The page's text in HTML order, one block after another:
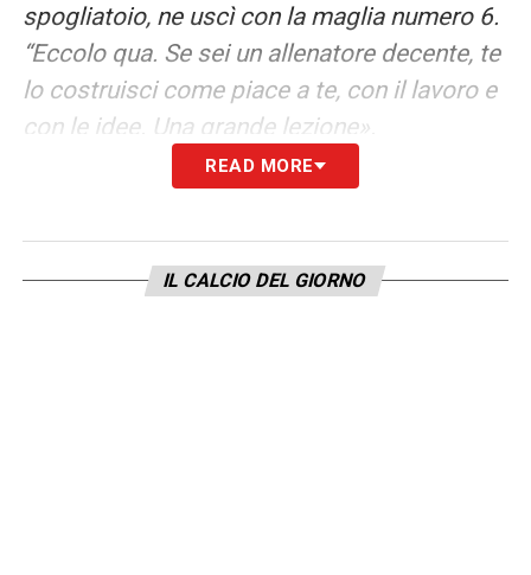
spogliatoio, ne uscì con la maglia numero 6.
“Eccolo qua. Se sei un allenatore decente, te
lo costruisci come piace a te, con il lavoro e
con le idee. Una grande lezione».
DISSE A BARESI DI ISPIRARSI A SIGNORINI
scandalo. Ma non la rinnego affatto. Anche il
povero Gianluca aveva fatto un passo alla
READ MORE
IL CALCIO DEL GIORNO